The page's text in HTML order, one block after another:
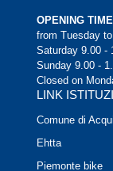
OPENING
from Tuesday
Saturday 9.00 -
Sunday 9.00 -
Closed on
LINK
Comune di
Ehtta
Piemonte bike